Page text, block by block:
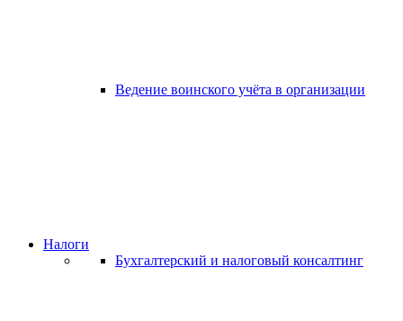
Ведение воинского учёта в организации
Налоги
Бухгалтерский и налоговый консалтинг